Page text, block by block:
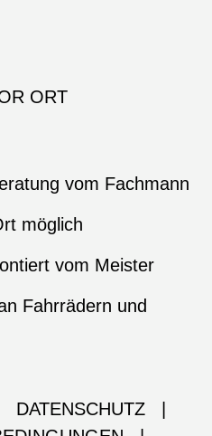
ORT
vom Fachmann
möglich
vom Meister
Fahrrädern und
DATENSCHUTZ